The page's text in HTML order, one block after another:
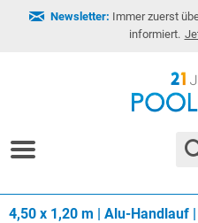
Newsletter: Immer zuerst
informiert.
4,50 x 1,20 m | Alu-Handlauf